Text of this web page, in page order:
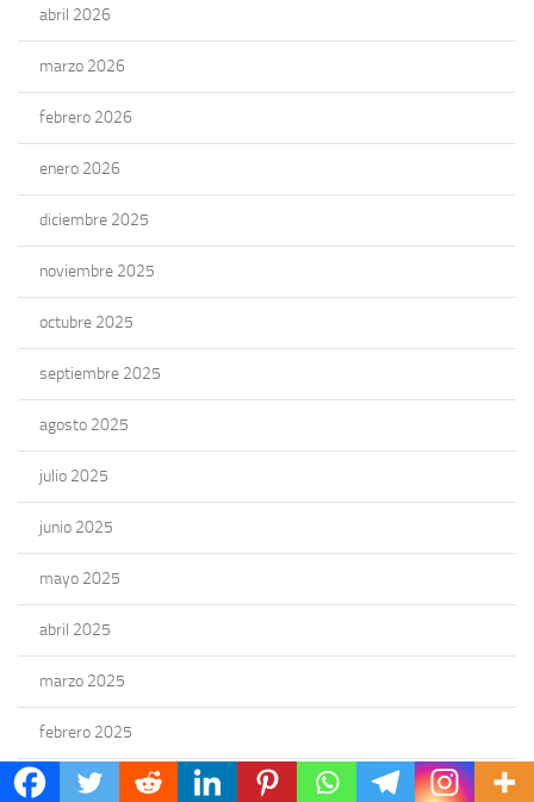
abril 2026
marzo 2026
febrero 2026
enero 2026
diciembre 2025
noviembre 2025
octubre 2025
septiembre 2025
agosto 2025
julio 2025
junio 2025
mayo 2025
abril 2025
marzo 2025
febrero 2025
enero 2025